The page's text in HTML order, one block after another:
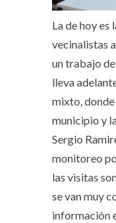
La de hoy es
vecinalistas
un trabajo
lleva
mixto,
municipio y
Sergio
monitoreo
las visitas
se van muy
información